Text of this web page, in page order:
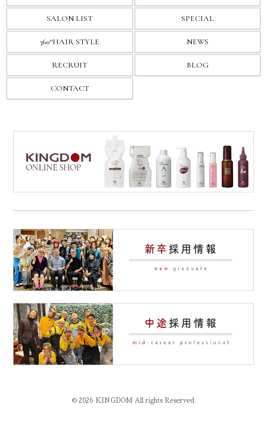
SALON LIST SPECIAL
360°HAIR STYLE NEWS
RECRUIT BLOG
CONTACT
© 2026 KINGDOM All rights Reserved.